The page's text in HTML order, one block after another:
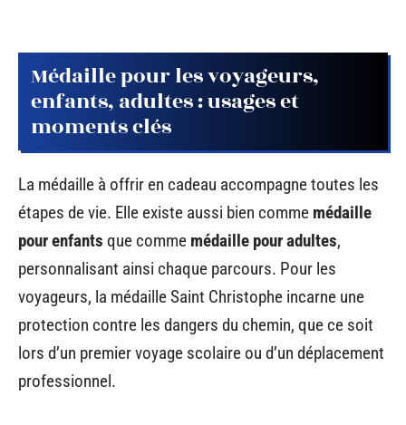
Médaille pour les voyageurs,
enfants, adultes : usages et
moments clés
La médaille à offrir en cadeau accompagne toutes les
étapes de vie. Elle existe aussi bien comme médaille
pour enfants que comme médaille pour adultes,
personnalisant ainsi chaque parcours. Pour les
voyageurs, la médaille Saint Christophe incarne une
protection contre les dangers du chemin, que ce soit
lors d’un premier voyage scolaire ou d’un déplacement
professionnel.